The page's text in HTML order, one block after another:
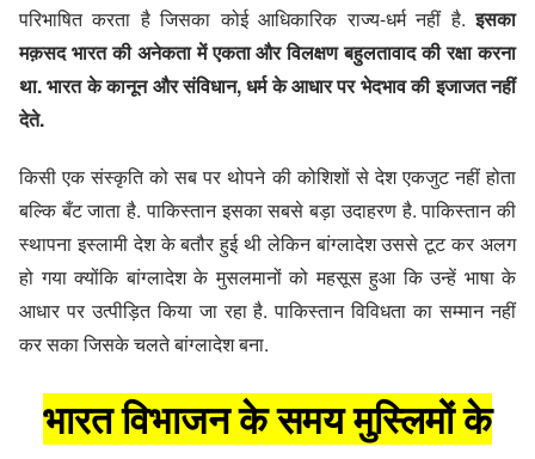
परिभाषित करता है जिसका कोई आधिकारिक राज्य-धर्म नहीं है.इसका
मक़सद भारत की अनेकता में एकता और विलक्षण बहुलतावाद की रक्षा करना
था. भारत के कानून और संविधान, धर्म के आधार पर भेदभाव की इजाजत नहीं
देते.
किसी एक संस्कृति को सब पर थोपने की कोशिशों से देश एकजुट नहीं होता
बल्कि बँट जाता है. पाकिस्तान इसका सबसे बड़ा उदाहरण है. पाकिस्तान की
स्थापना इस्लामी देश के बतौर हुई थी लेकिन बांग्लादेश उससे टूट कर अलग
हो गया क्योंकि बांग्लादेश के मुसलमानों को महसूस हुआ कि उन्हें भाषा के
आधार पर उत्पीड़ित किया जा रहा है. पाकिस्तान विविधता का सम्मान नहीं
कर सका जिसके चलते बांग्लादेश बना.
भारत विभाजन के समय मुस्लिमों के